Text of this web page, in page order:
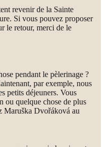
revenir de la Sainte
Si vous pouvez proposer
le retour, merci de le
pendant le pèlerinage ?
par exemple, nous
petits déjeuners. Vous
ou quelque chose de plus
Maruška Dvořáková au